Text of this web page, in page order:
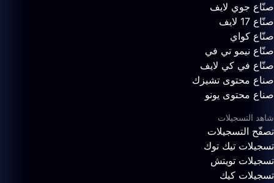
صنّاع جوي لايف
صنّاع 17 لايف
صنّاع كواي
صنّاع نيمو تي في
صنّاع في كي لايف
صناع محتوى تشيزك
صناع محتوى يونو
شاهد التسجيلات
تصفّح التسجيلات
تسجيلات تيك توك
تسجيلات تويتش
تسجيلات كيك